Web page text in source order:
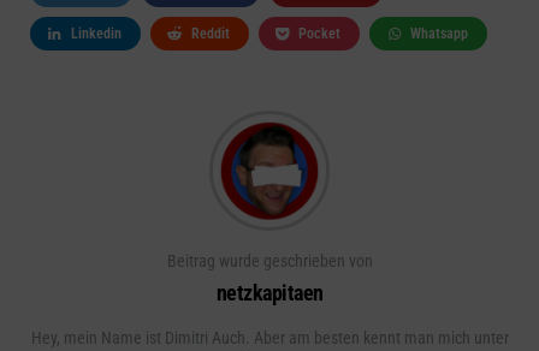
Linkedin Reddit Pocket Whatsapp
Beitrag wurde geschrieben von
netzkapitaen
Hey, mein Name ist Dimitri Auch. Aber am besten kennt man mich unter